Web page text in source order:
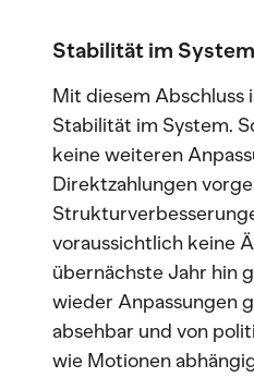
Stabilität im System
Mit diesem Abschluss
Stabilität im System.
keine weiteren
Direktzahlungen
voraussichtlich keine
übernächste Jahr hin
wieder Anpassungen
absehbar und von
wie Motionen